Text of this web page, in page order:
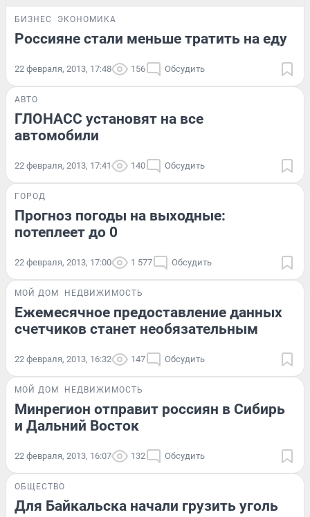
БИЗНЕС ЭКОНОМИКА
Россияне стали меньше тратить на еду
22 февраля, 2013, 17:48 156 Обсудить
АВТО
ГЛОНАСС установят на все
автомобили
22 февраля, 2013, 17:41 140 Обсудить
ГОРОД
Прогноз погоды на выходные:
потеплеет до 0
22 февраля, 2013, 17:00 1 577 Обсудить
МОЙ ДОМ НЕДВИЖИМОСТЬ
Ежемесячное предоставление данных
счетчиков станет необязательным
22 февраля, 2013, 16:32 147 Обсудить
МОЙ ДОМ НЕДВИЖИМОСТЬ
Минрегион отправит россиян в Сибирь
и Дальний Восток
22 февраля, 2013, 16:07 132 Обсудить
ОБЩЕСТВО
Для Байкальска начали грузить уголь